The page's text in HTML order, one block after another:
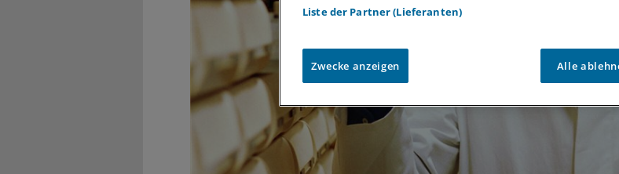
Liste der Partner (Lieferanten)
Zwecke anzeigen Alle